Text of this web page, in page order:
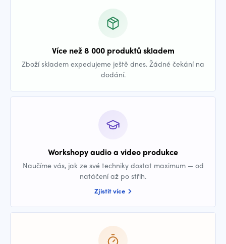
Více než 8 000 produktů skladem
Zboží skladem expedujeme ještě dnes. Žádné čekání na
dodání.
Workshopy audio a video produkce
Naučíme vás, jak ze své techniky dostat maximum — od
natáčení až po střih.
Zjistit více